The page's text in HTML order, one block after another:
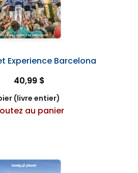
Experience Barcelona
40,99 $
(livre entier)
au panier